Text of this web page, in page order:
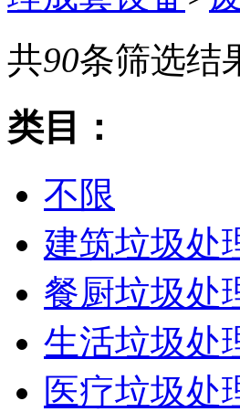
共90条筛选结
类目：
不限
建筑垃圾处
餐厨垃圾处
生活垃圾处
医疗垃圾处